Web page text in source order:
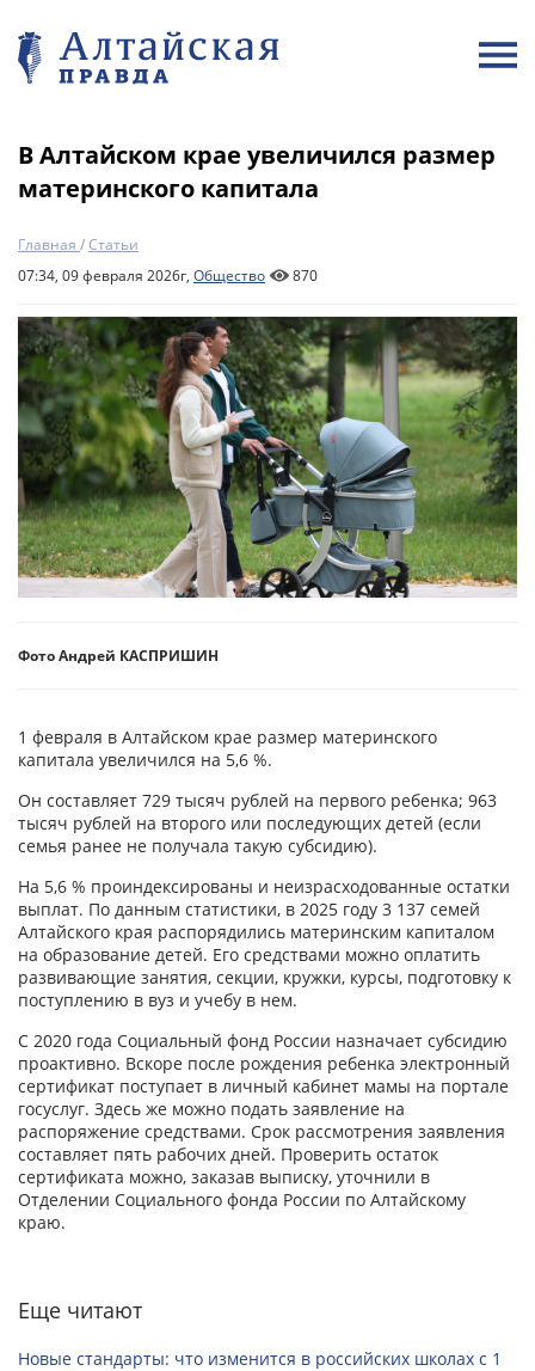
В Алтайском крае увеличился размер
материнского капитала
Главная /Статьи
07:34, 09 февраля 2026г, Общество 870
Фото Андрей КАСПРИШИН
1 февраля в Алтайском крае размер материнского
капитала увеличился на 5,6 %.
Он составляет 729 тысяч рублей на первого ребенка; 963
тысяч рублей на второго или последующих детей (если
семья ранее не получала такую субсидию).
На 5,6 % проиндексированы и неизрасходованные остатки
выплат. По данным статистики, в 2025 году 3 137 семей
Алтайского края распорядились материнским капиталом
на образование детей. Его средствами можно оплатить
развивающие занятия, секции, кружки, курсы, подготовку к
поступлению в вуз и учебу в нем.
С 2020 года Социальный фонд России назначает субсидию
проактивно. Вскоре после рождения ребенка электронный
сертификат поступает в личный кабинет мамы на портале
госуслуг. Здесь же можно подать заявление на
распоряжение средствами. Срок рассмотрения заявления
составляет пять рабочих дней. Проверить остаток
сертификата можно, заказав выписку, уточнили в
Отделении Социального фонда России по Алтайскому
краю.
Еще читают
Новые стандарты: что изменится в российских школах с 1